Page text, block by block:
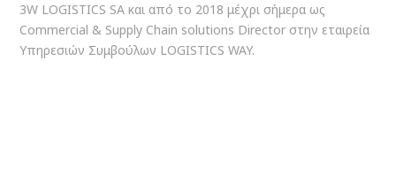
3W LOGISTICS SA και από το 2018 μέχρι σήμερα ως
Commercial & Supply Chain solutions Director στην εταιρεία
Υπηρεσιών Συμβούλων LOGISTICS WAY.